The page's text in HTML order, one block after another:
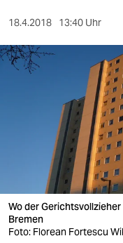
kultur
sport
wahrheit
verlag
verlag
veranstaltungen
18.4.2018 13:40 Uhr
Wo der
Bremen
Foto: Florean Fortescu